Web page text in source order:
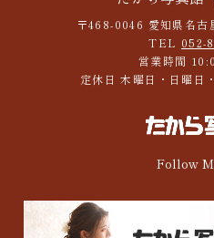
Follow
〒468-0046 愛知県名古
TEL 052-
営業時間
定休日 木曜日・日曜日